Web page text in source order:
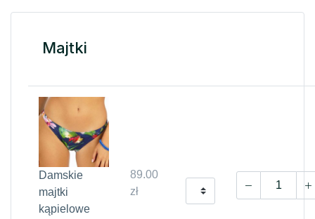
Majtki
Damskie
majtki
kąpielowe
89.00
zł